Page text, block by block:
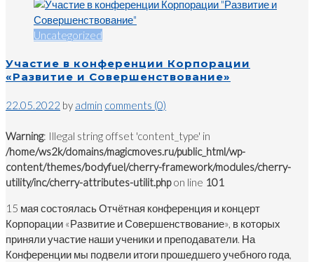
Uncategorized
Участие в конференции Корпорации
«Развитие и Совершенствование»
22.05.2022 by admin comments (0)
Warning: Illegal string offset 'content_type' in
/home/ws2k/domains/magicmoves.ru/public_html/wp-
content/themes/bodyfuel/cherry-framework/modules/cherry-
utility/inc/cherry-attributes-utilit.phpon line 101
15 мая состоялась Отчётная конференция и концерт
Корпорации «Развитие и Совершенствование», в которых
приняли участие наши ученики и преподаватели. На
Конференции мы подвели итоги прошедшего учебного года,